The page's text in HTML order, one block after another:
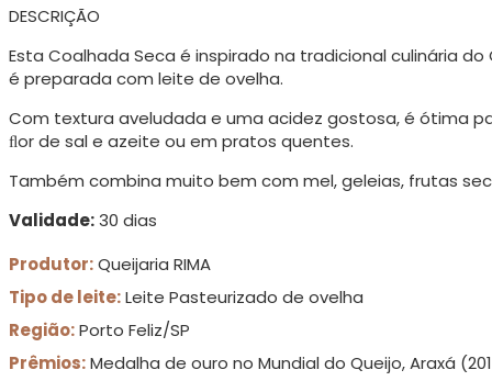
DESCRIÇÃO
Esta Coalhada Seca é inspirado na tradicional culinária
é preparada com leite de ovelha.
Com textura aveludada e uma acidez gostosa, é ótima
ﬂor de sal e azeite ou em pratos quentes.
Também combina muito bem com mel, geleias, frutas
Validade:30 dias
Produtor:Queijaria RIMA
Tipo de leite:Leite Pasteurizado de ovelha
Região:Porto Feliz/SP
Prêmios:Medalha de ouro no Mundial do Queijo, Araxá